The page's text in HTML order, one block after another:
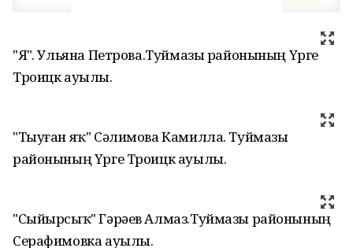
"Яҙ". Ульяна Петрова.Туймазы районының Үрге
Троицк ауылы.
"Тыуған яҡ" Сәлимова Камилла. Туймазы
районының Үрге Троицк ауылы.
"Сыйырсыҡ" Гәрәев Алмаз.Туймазы районының
Серафимовка ауылы.